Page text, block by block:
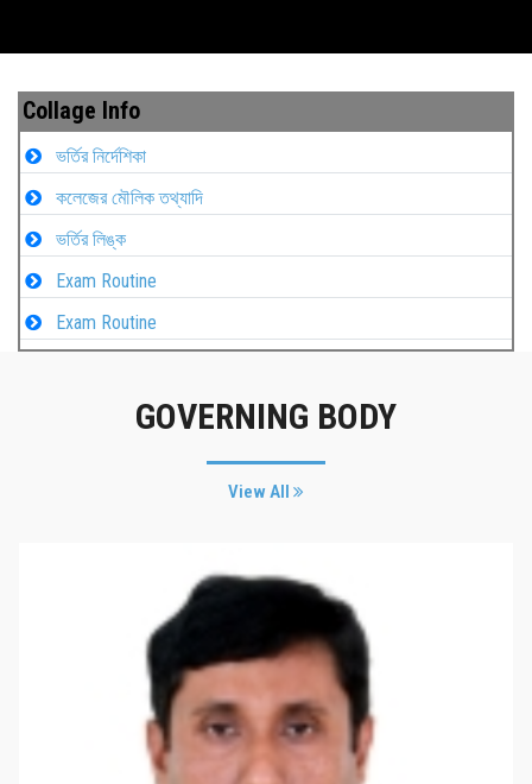
Collage Info
ভর্তির নির্দেশিকা
কলেজের মৌলিক তথ্যাদি
ভর্তির লিঙ্ক
Exam Routine
Exam Routine
GOVERNING BODY
View All
Kazi Mohammad Mahbubur